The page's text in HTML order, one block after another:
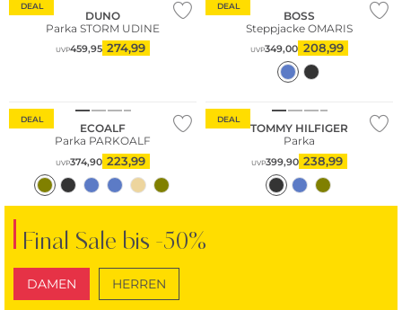
DEAL
DUNO
Parka STORM UDINE
UVP459,95 274,99
DEAL
BOSS
Steppjacke OMARIS
UVP349,00 208,99
DEAL
ECOALF
Parka PARKOALF
UVP374,90 223,99
DEAL
TOMMY HILFIGER
Parka
UVP399,90 238,99
Final Sale bis -50%
DAMEN HERREN